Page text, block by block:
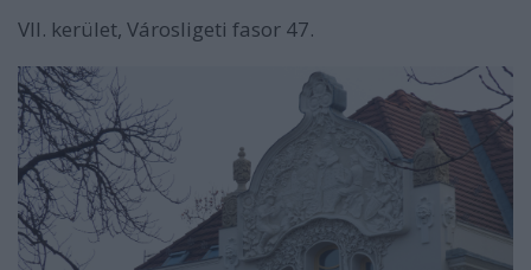
VII. kerület, Városligeti fasor 47.